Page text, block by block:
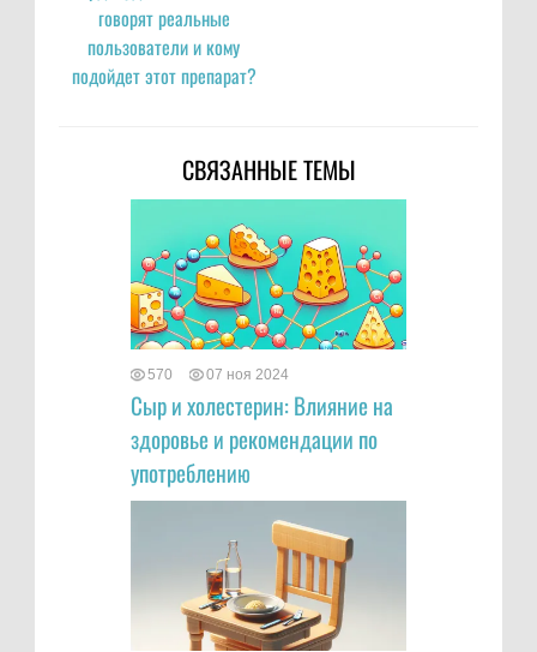
говорят реальные
пользователи и кому
подойдет этот препарат?
СВЯЗАННЫЕ ТЕМЫ
570 07 ноя 2024
Сыр и холестерин: Влияние на
здоровье и рекомендации по
употреблению